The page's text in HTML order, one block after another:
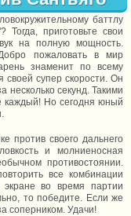
баттлу
приготовьте свои
на полную мощность.
пожаловать в мир
знаменит по всему
своей супер скорости. Он
несколько секунд. Такими
каждый! Но сегодня юный
против своего дальнего
и молниеносная
противостоянии.
все комбинации
экране во время партии
то победите. Если же
соперником. Удачи!